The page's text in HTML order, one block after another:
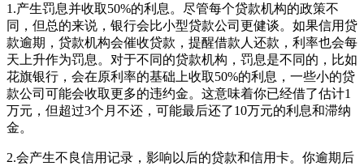
1.产生罚息并收取50%的利息。尽管每个贷款机构的政策不
同，但总的来说，银行会比小型贷款公司更健谈。如果信用贷
款逾期，贷款机构会催收贷款，提醒借款人还款，利率也会每
天上升作为罚息。对于不同的贷款机构，罚息是不同的，比如
花旗银行，会在原利率的基础上收取50%的利息，一些小的贷
款公司可能会收取更多的违约金。这意味着你已经借了估计1
万元，但超过3个月不还，可能最后还了10万元的利息和滞纳
金。
2.会产生不良信用记录，影响以后的贷款和信用卡。你逾期后